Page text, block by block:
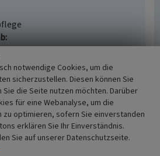
als 1:20.000)
Karten,
notwendige Cookies, um die
sicherzustellen. Diesen können Sie
die Seite nutzen möchten. Darüber
für eine Webanalyse, um die
optimieren, sofern Sie einverstanden
erklären Sie Ihr Einverständnis.
Sie auf unserer Datenschutzseite.